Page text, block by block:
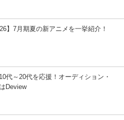
】7月期夏の新アニメを一挙紹介！
代～20代を応援！オーディション・
Deview